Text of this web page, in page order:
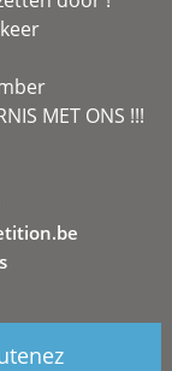
MET ONS !!!